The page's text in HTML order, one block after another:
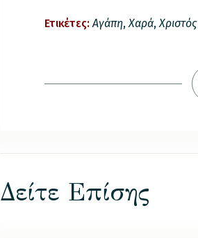
Ετικέτες: Αγάπη,Χαρά,Χριστός
Δείτε Επίσης